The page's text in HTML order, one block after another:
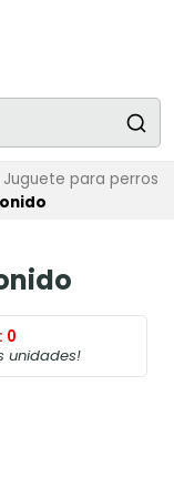
Juguete para perros
0
unidades!